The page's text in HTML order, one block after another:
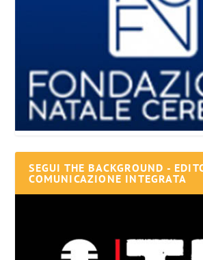
SEGUI THE BACKGROUND -
COMUNICAZIONE INTEGRATA